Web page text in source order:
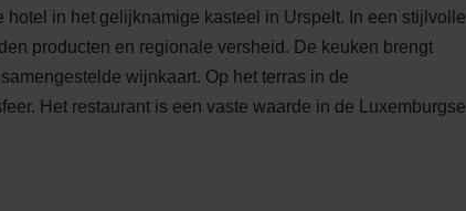
in het gelijknamige kasteel in Urspelt. In een stijlvolle
producten en regionale versheid. De keuken brengt
wijnkaart. Op het terras in de
Het restaurant is een vaste waarde in de Luxemburgse